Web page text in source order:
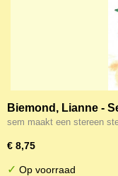
Biemond, Lianne -
sem maakt een stereen
€ 8,75
✓ Op voorraad